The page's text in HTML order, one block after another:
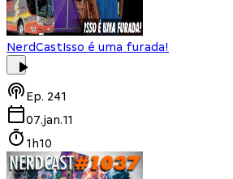
NerdCastIsso é uma furada!
Ep. 241
07.jan.11
1h10